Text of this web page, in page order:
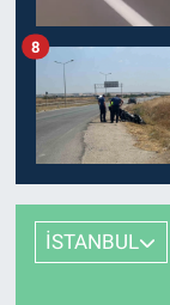
8
İSTANBUL